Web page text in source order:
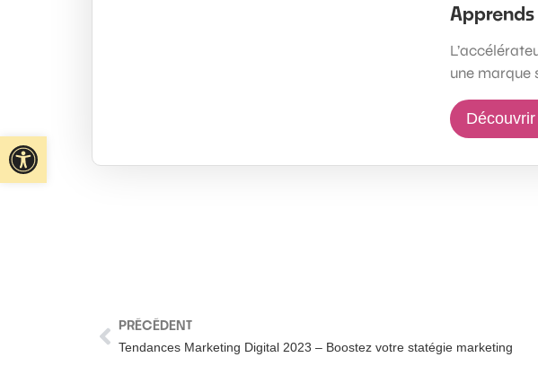
une marque
PRÉCÉDENT
Tendances Marketing Digital 2023 – Boostez votre statégie marketing
Ouvrir la barre d’outils